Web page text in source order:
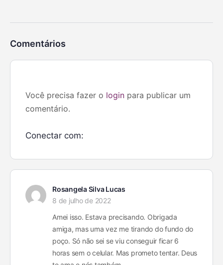
Comentários
Você precisa fazer o login para publicar um
comentário.
Conectar com:
Rosangela Silva Lucas
8 de julho de 2022
Amei isso. Estava precisando. Obrigada
amiga, mas uma vez me tirando do fundo do
poço. Só não sei se viu conseguir ficar 6
horas sem o celular. Mas prometo tentar. Deus